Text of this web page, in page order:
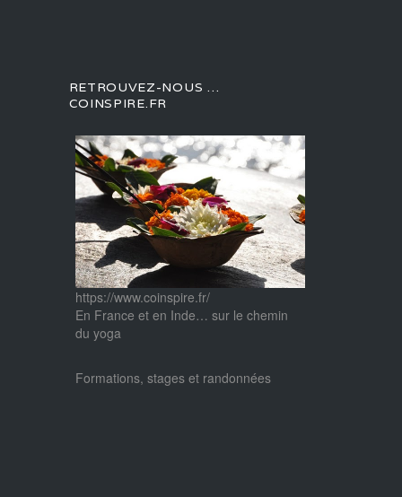
RETROUVEZ-NOUS …
COINSPIRE.FR
https://www.coinspire.fr/
En France et en Inde… sur le chemin
du yoga
Formations, stages et randonnées